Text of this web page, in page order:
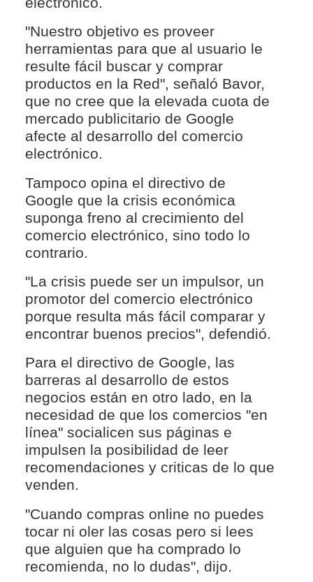
"Nuestro objetivo es proveer
herramientas para que al usuario le
resulte fácil buscar y comprar
productos en la Red", señaló Bavor,
que no cree que la elevada cuota de
mercado publicitario de Google
afecte al desarrollo del comercio
electrónico.
Tampoco opina el directivo de
Google que la crisis económica
suponga freno al crecimiento del
comercio electrónico, sino todo lo
contrario.
"La crisis puede ser un impulsor, un
promotor del comercio electrónico
porque resulta más fácil comparar y
encontrar buenos precios", defendió.
Para el directivo de Google, las
barreras al desarrollo de estos
negocios están en otro lado, en la
necesidad de que los comercios "en
línea" socialicen sus páginas e
impulsen la posibilidad de leer
recomendaciones y criticas de lo que
venden.
"Cuando compras online no puedes
tocar ni oler las cosas pero si lees
que alguien que ha comprado lo
recomienda, no lo dudas", dijo.